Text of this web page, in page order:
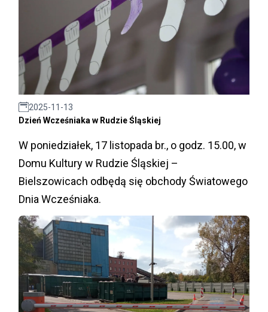
2025-11-13
Dzień Wcześniaka w Rudzie Śląskiej
W poniedziałek, 17 listopada br., o godz. 15.00, w
Domu Kultury w Rudzie Śląskiej –
Bielszowicach odbędą się obchody Światowego
Dnia Wcześniaka.